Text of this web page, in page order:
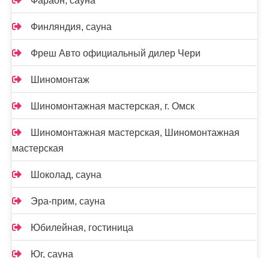
Финляндия, сауна
Фреш Авто официальный дилер Чери
Шиномонтаж
Шиномонтажная мастерская, г. Омск
Шиномонтажная мастерская, Шиномонтажная
мастерская
Шоколад, сауна
Эра-прим, сауна
Юбилейная, гостиница
Юг, сауна